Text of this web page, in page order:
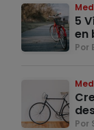
5
en
Por
Por